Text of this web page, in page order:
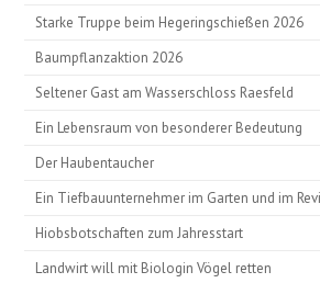
Starke Truppe beim Hegeringschießen 2026
Baumpflanzaktion 2026
Seltener Gast am Wasserschloss Raesfeld
Ein Lebensraum von besonderer Bedeutung
Der Haubentaucher
Ein Tiefbauunternehmer im Garten und im
Hiobsbotschaften zum Jahresstart
Landwirt will mit Biologin Vögel retten